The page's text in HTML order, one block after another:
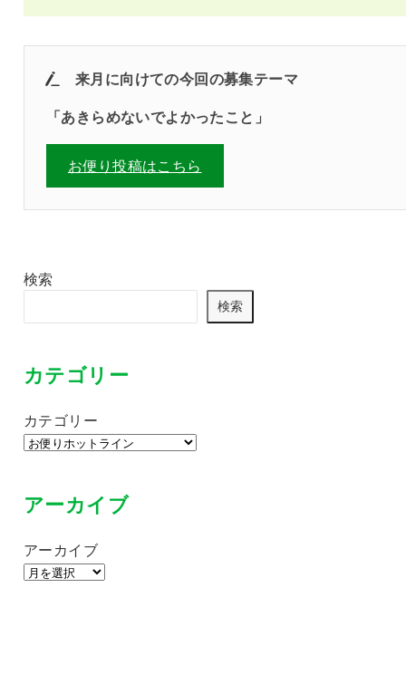
来月に向けての今回の募集テーマ
「あきらめないでよかったこと 」
お便り投稿はこちら
検索
検索
カテゴリー
カテゴリー
アーカイブ
アーカイブ